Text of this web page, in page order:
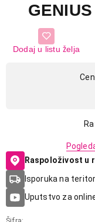
Dodaj u listu želja
Raspoloživost u
Isporuka na
Uputstvo za